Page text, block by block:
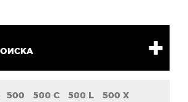
500 500 C 500 L
500 X